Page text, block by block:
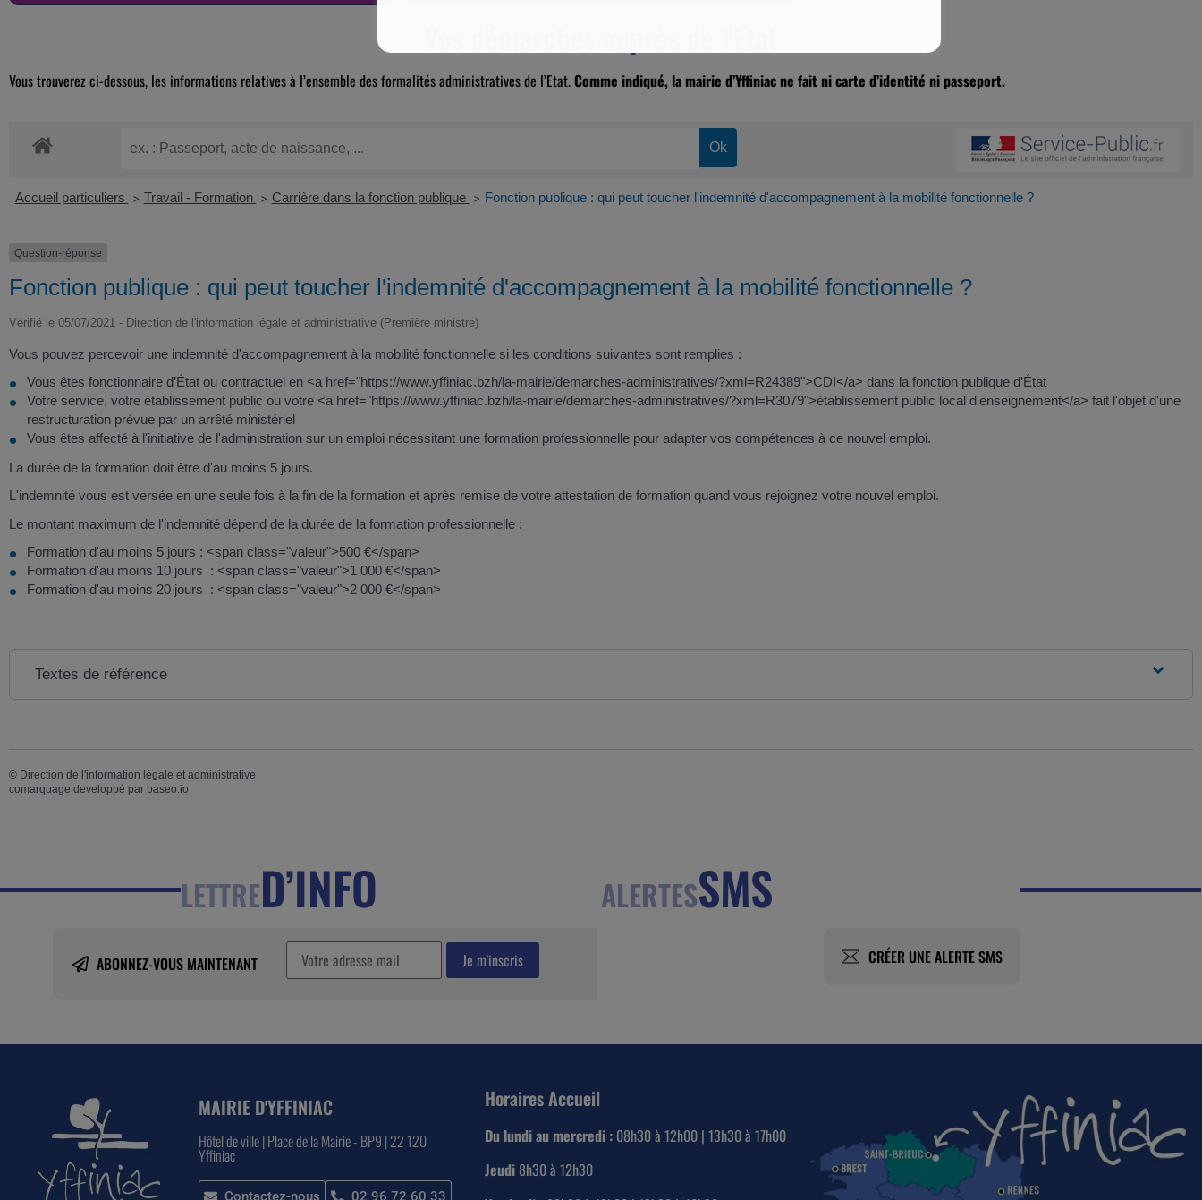
Vous trouverez ci-dessous, les informations relatives à l’ensemble des formalités administratives de l’Etat.Comme indiqué, la mairie d’Yffiniac ne fait ni carte d’identité ni passeport.
Accueil particuliers > Travail - Formation > Carrière dans la fonction publique > Fonction publique : qui peut toucher l'indemnité d'accompagnement à la mobilité fonctionnelle ?
Question-réponse
Fonction publique : qui peut toucher l'indemnité d'accompagnement à la mobilité fonctionnelle ?
Vérifié le 05/07/2021 - Direction de l'information légale et administrative (Première ministre)
Vous pouvez percevoir une indemnité d'accompagnement à la mobilité fonctionnelle si les conditions suivantes sont remplies :
Vous êtes fonctionnaire d’État ou contractuel en <a href="https://www.yffiniac.bzh/la-mairie/demarches-administratives/?xml=R24389">CDI</a> dans la fonction publique d’État
Votre service, votre établissement public ou votre <a href="https://www.yffiniac.bzh/la-mairie/demarches-administratives/?xml=R3079">établissement public local d'enseignement</a> fait l'objet d'une
restructuration prévue par un arrêté ministériel
Vous êtes affecté à l'initiative de l'administration sur un emploi nécessitant une formation professionnelle pour adapter vos compétences à ce nouvel emploi.
La durée de la formation doit être d'au moins 5 jours.
L'indemnité vous est versée en une seule fois à la fin de la formation et après remise de votre attestation de formation quand vous rejoignez votre nouvel emploi.
Le montant maximum de l'indemnité dépend de la durée de la formation professionnelle :
Formation d'au moins 5 jours : <span class="valeur">500 €</span>
Formation d'au moins 10 jours : <span class="valeur">1 000 €</span>
Formation d'au moins 20 jours : <span class="valeur">2 000 €</span>
Textes de référence
© Direction de l'information légale et administrative
comarquage developpé par baseo.io
LETTRED’INFO
ABONNEZ-VOUS MAINTENANT
ALERTESSMS
CRÉER UNE ALERTE SMS
MAIRIE D'YFFINIAC
Hôtel de ville | Place de la Mairie - BP9 | 22 120
Yffiniac
Contactez-nous 02 96 72 60 33
Horaires Accueil
Du lundi au mercredi :08h30 à 12h00 | 13h30 à 17h00
Jeudi8h30 à 12h30